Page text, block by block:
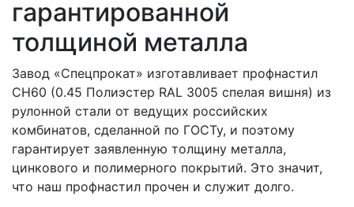
гарантированной
толщиной металла
Завод «Спецпрокат» изготавливает профнастил
СН60 (0.45 Полиэстер RAL 3005 спелая вишня) из
рулонной стали от ведущих российских
комбинатов, сделанной по ГОСТу, и поэтому
гарантирует заявленную толщину металла,
цинкового и полимерного покрытий. Это значит,
что наш профнастил прочен и служит долго.